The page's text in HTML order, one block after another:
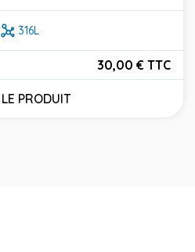
316L
30,00 € TTC
PRODUIT